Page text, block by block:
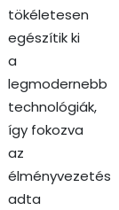
tökéletesen
egészítik ki
a
legmodernebb
technológiák,
így fokozva
az
élményvezetés
adta